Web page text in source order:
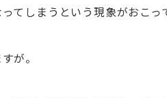
てしまうという現象がおこっ
が。